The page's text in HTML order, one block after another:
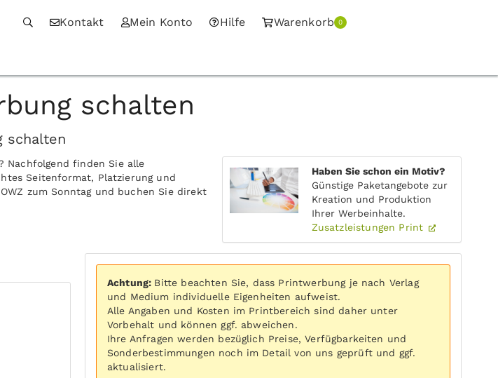
Kontakt Mein Konto Hilfe Warenkorb 0
schalten
schalten
Haben Sie schon ein Motiv?
Günstige Paketangebote zur
Kreation und Produktion
Ihrer Werbeinhalte.
Zusatzleistungen Print
Nachfolgend finden Sie alle
Seitenformat, Platzierung und
zum Sonntag und buchen Sie direkt
Achtung: Bitte beachten Sie, dass Printwerbung je nach Verlag
und Medium individuelle Eigenheiten aufweist.
Alle Angaben und Kosten im Printbereich sind daher unter
Vorbehalt und können ggf. abweichen.
Ihre Anfragen werden bezüglich Preise, Verfügbarkeiten und
Sonderbestimmungen noch im Detail von uns geprüft und ggf.
aktualisiert.